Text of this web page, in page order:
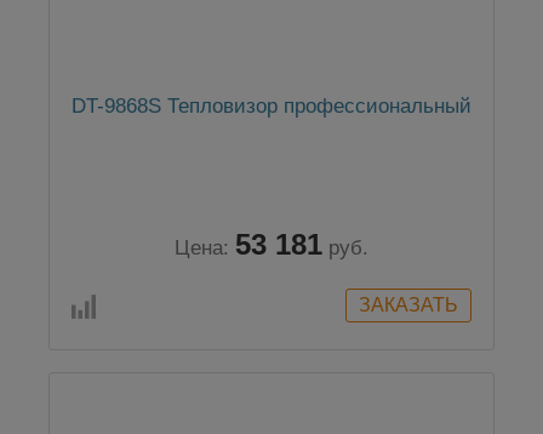
DT-9868S Тепловизор профессиональный
Цена: 53 181 руб.